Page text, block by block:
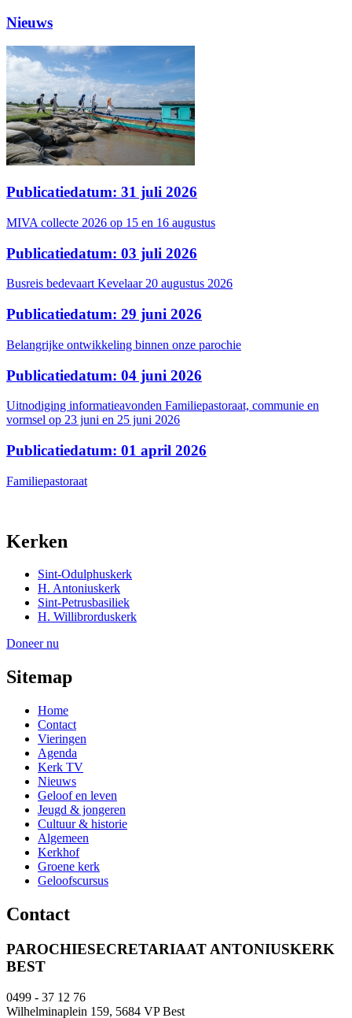
Nieuws
Publicatiedatum: 31 juli 2026
MIVA collecte 2026 op 15 en 16 augustus
Publicatiedatum: 03 juli 2026
Busreis bedevaart Kevelaar 20 augustus 2026
Publicatiedatum: 29 juni 2026
Belangrijke ontwikkeling binnen onze parochie
Publicatiedatum: 04 juni 2026
Uitnodiging informatieavonden Familiepastoraat, communie en
vormsel op 23 juni en 25 juni 2026
Publicatiedatum: 01 april 2026
Familiepastoraat
Kerken
Sint-Odulphuskerk
H. Antoniuskerk
Sint-Petrusbasiliek
H. Willibrorduskerk
Doneer nu
Sitemap
Home
Contact
Vieringen
Agenda
Kerk TV
Nieuws
Geloof en leven
Jeugd & jongeren
Cultuur & historie
Algemeen
Kerkhof
Groene kerk
Geloofscursus
Contact
PAROCHIESECRETARIAAT ANTONIUSKERK
BEST
0499 - 37 12 76
Wilhelminaplein 159, 5684 VP Best